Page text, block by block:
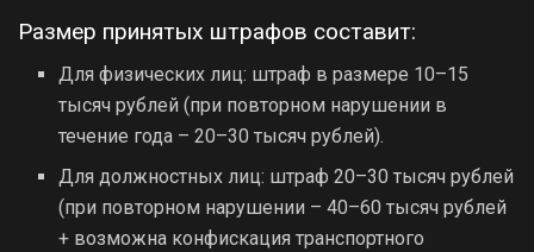
Размер принятых штрафов составит:
Для физических лиц: штраф в размере 10–15
тысяч рублей (при повторном нарушении в
течение года – 20–30 тысяч рублей).
Для должностных лиц: штраф 20–30 тысяч рублей
(при повторном нарушении – 40–60 тысяч рублей
+ возможна конфискация транспортного